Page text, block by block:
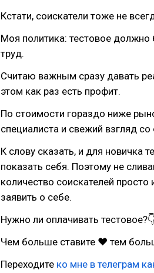
Кстати, соискатели тоже не
Моя политика: тестовое
труд.
Считаю важным сразу давать
этом как раз есть профит.
По стоимости гораздо ниже
специалиста и свежий взгляд
К слову сказать, и для новичка
показать себя. Поэтому не
количество соискателей
заявить о себе.
Нужно ли оплачивать
Чем больше ставите ❤ тем
Переходите ко мне в телеграм